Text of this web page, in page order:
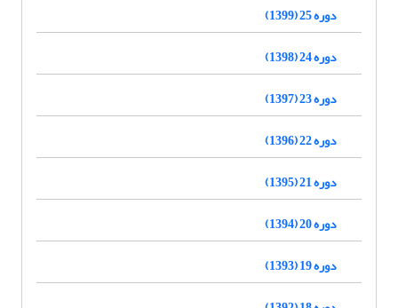
دوره 25 (1399)
دوره 24 (1398)
دوره 23 (1397)
دوره 22 (1396)
دوره 21 (1395)
دوره 20 (1394)
دوره 19 (1393)